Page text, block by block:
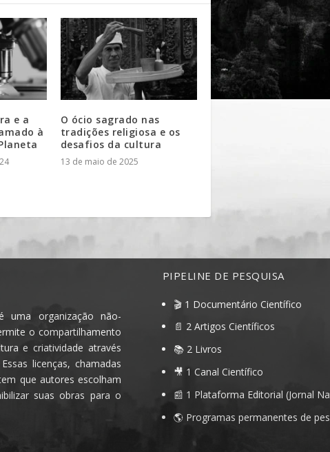
e a
à
O ócio sagrado nas
tradições religiosa e os
desafios da cultura
13 de maio de 2025
uma organização não-
o compartilhamento
e criatividade através
licenças, chamadas
que autores escolham
suas obras para o
PIPELINE DE PESQUISA
🎬 1 Documentário Científico
📄 2 Artigos Científicos
📚 2 Livros
🎥 1 Canal Científico
📰 1 Plataforma Editorial (Jornal
🌎 Programas permanentes de